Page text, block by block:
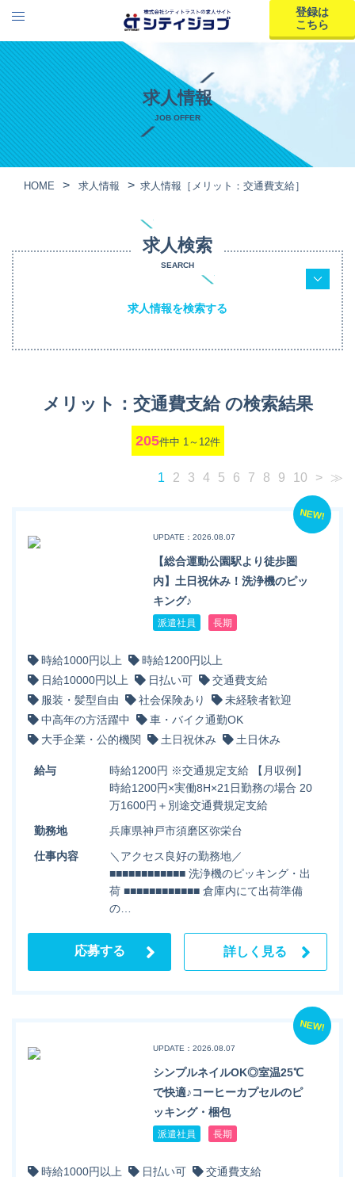
登録は
こちら
求人情報
JOB OFFER
HOME 求人情報 求人情報［メリット：交通費支給］
求人検索
SEARCH
求人情報を検索する
メリット：交通費支給 の検索結果
205件中 1～12件
1 2 3 4 5 6 7 8 9 10 > ≫
NEW!
UPDATE：2026.08.07
【総合運動公園駅より徒歩圏
内】土日祝休み！洗浄機のピッ
キング♪
派遣社員 長期
時給1000円以上
時給1200円以上
日給10000円以上
日払い可
交通費支給
服装・髪型自由
社会保険あり
未経験者歓迎
中高年の方活躍中
車・バイク通勤OK
大手企業・公的機関
土日祝休み 土日休み
給与
時給1200円 ※交通規定支給 【月収例】
時給1200円×実働8H×21日勤務の場合 20
万1600円＋別途交通費規定支給
勤務地
兵庫県神戸市須磨区弥栄台
仕事内容
＼アクセス良好の勤務地／
■■■■■■■■■■■■ 洗浄機のピッキング・出
荷 ■■■■■■■■■■■■ 倉庫内にて出荷準備
の…
応募する 詳しく見る
NEW!
UPDATE：2026.08.07
シンプルネイルOK◎室温25℃
で快適♪コーヒーカプセルのピ
ッキング・梱包
派遣社員 長期
時給1000円以上 日払い可
交通費支給